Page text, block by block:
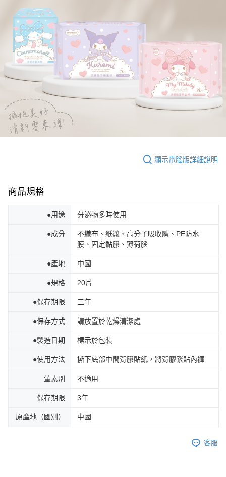
顯示電腦版詳細說明
商品規格
●用途 分泌物多時使用
●成分
不織布、紙漿、高分子吸收體、PE防水
膜、固定黏膠、薄荷腦
●產地 中國
●規格 20片
●保存期限 三年
●保存方式 請放置於乾燥清潔處
●製造日期 標示於包裝
●使用方法 撕下底部中間背膠貼紙，將背膠緊貼內褲
葷素別 不適用
保存期限 3年
原產地（國別） 中國
客服